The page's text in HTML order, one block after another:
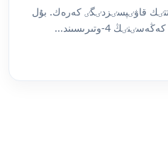
قاۋٸپسٸزدٸگٸ كەرەك. بۇل
4-وتىرىسىند...